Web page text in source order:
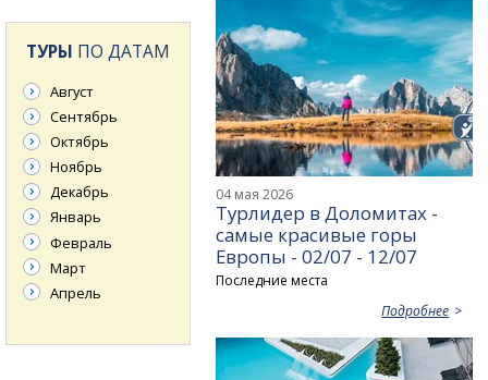
04 мая 2026
Турлидер в Доломитах -
самые красивые горы
Европы - 02/07 - 12/07
Последние места
Подробнее
ТУРЫ ПО ДАТАМ
Август
Сентябрь
Октябрь
Ноябрь
Декабрь
Январь
Февраль
Март
Апрель